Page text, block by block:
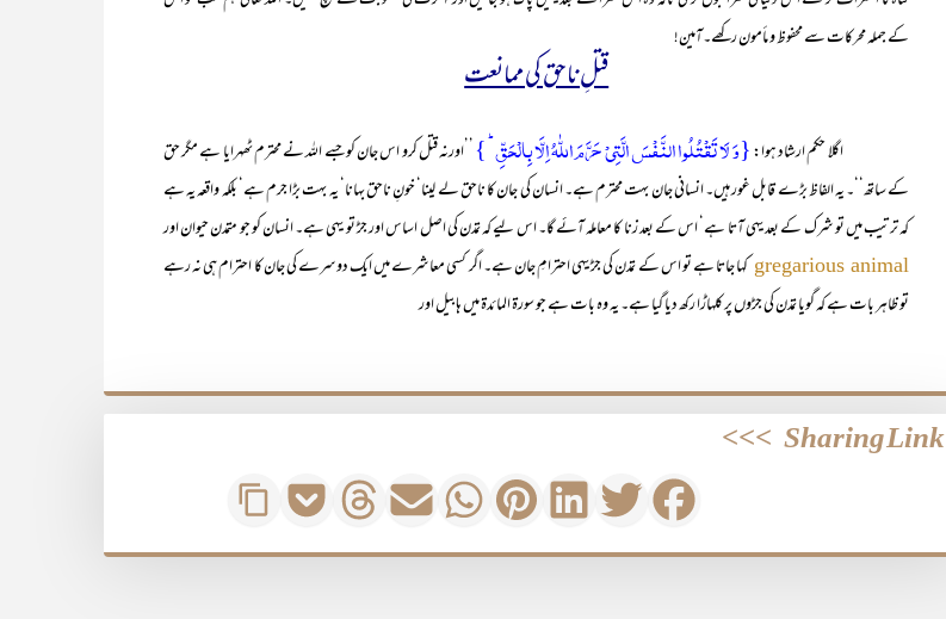
کے جملہ محرکات سے محفوظ و مأمون رکھے۔آمین!
قتلِ ناحق کی ممانعت
اگلا حکم ارشاد ہوا:{وَ لَا تَقۡتُلُوا النَّفۡسَ الَّتِیۡ حَرَّمَ اللّٰہُ اِلَّا بِالۡحَقِّ ؕ } ’’اورنہ قتل کرو اس جان کو جسے اللہ نے محترم ٹھہرایا ہے مگر حق
کے ساتھ‘‘۔ یہ الفاظ بڑے قابل غور ہیں۔ انسانی جان بہت محترم ہے۔ انسان کی جان کا ناحق لے لینا‘ خونِ ناحق بہانا‘ یہ بہت بڑا جرم ہے‘ بلکہ واقعہ یہ ہے
کہ ترتیب میں تو شرک کے بعد یہی آتا ہے‘ اس کے بعد زنا کا معاملہ آئے گا۔ اس لیے کہ تمدن کی اصل اساس اور جڑ تو یہی ہے۔ انسان کو جو متمدن حیوان اور
gregarious animal کہا جاتا ہے تو اس کے تمدن کی جڑ یہی احترامِ جان ہے۔ اگر کسی معاشرے میں ایک دوسرے کی جان کا احترام ہی نہ رہے
تو ظاہر بات ہے کہ گویا تمدن کی جڑوں پر کلہاڑا رکھ دیا گیا ہے۔ یہ وہ بات ہے جو سورۃ المائدۃ میں ہابیل اور
Sharing Link
>>>